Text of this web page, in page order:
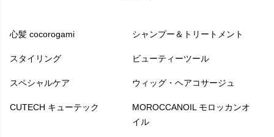
心髪 cocorogami シャンプー＆トリートメント
スタイリング ビューティーツール
スペシャルケア ウィッグ・ヘアコサージュ
CUTECH キューテック
MOROCCANOIL モロッカンオ
イル